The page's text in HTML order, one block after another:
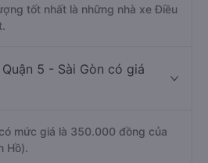
tốt nhất là những nhà xe Điều
5 - Sài Gòn có giá
mức giá là 350.000 đồng của
Hồ).